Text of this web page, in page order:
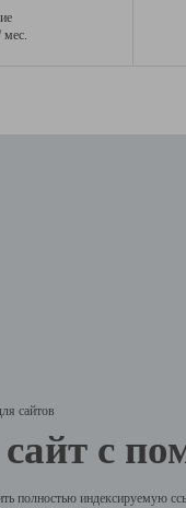
мес.
сайтов
сайт с
полностью индексируемую